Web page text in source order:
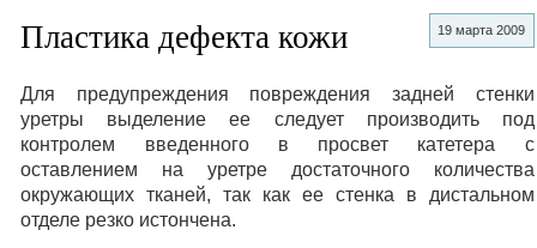
19 марта 2009
Пластика дефекта кожи
Для предупреждения повреждения задней стенки
уретры выделение ее следует производить под
контролем введенного в просвет катетера с
оставлением на уретре достаточного количества
окружающих тканей, так как ее стенка в дистальном
отделе резко истончена.